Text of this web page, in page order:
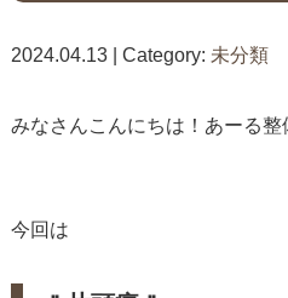
2024.04.13 | Category: 未分類
みなさんこんにちは！あーる整
今回は